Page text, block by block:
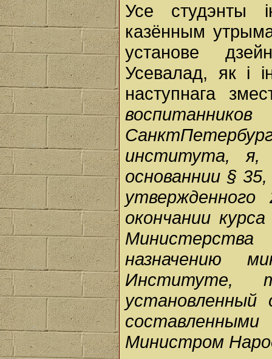
Усе студэнты
казённым
установе
Усевалад, як і
наступнага
института, я,
основаннии §
окончании
назначению
Институте,
установленный
Министром